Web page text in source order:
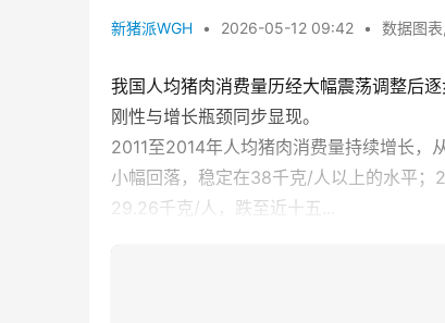
新猪派WGH • 2026-05-12 09:42 • 数据图表,
我国人均猪肉消费量历经大幅震荡调整后
刚性与增长瓶颈同步显现。
2011至2014年人均猪肉消费量持续增长
小幅回落，稳定在38千克/人以上的水平
29.26千克/人，跌至近十五...